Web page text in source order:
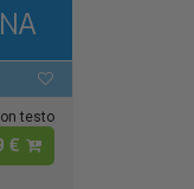
testo
€